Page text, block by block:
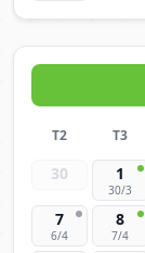
T2 T3
30 1
30/3
7
6/4
8
7/4